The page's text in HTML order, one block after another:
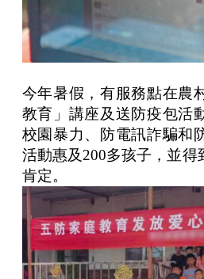
今年暑假，有服務點在農
教育」講座及送防疫包活
校園暴力、防電訊詐騙和
活動惠及200多孩子，並得
肯定。